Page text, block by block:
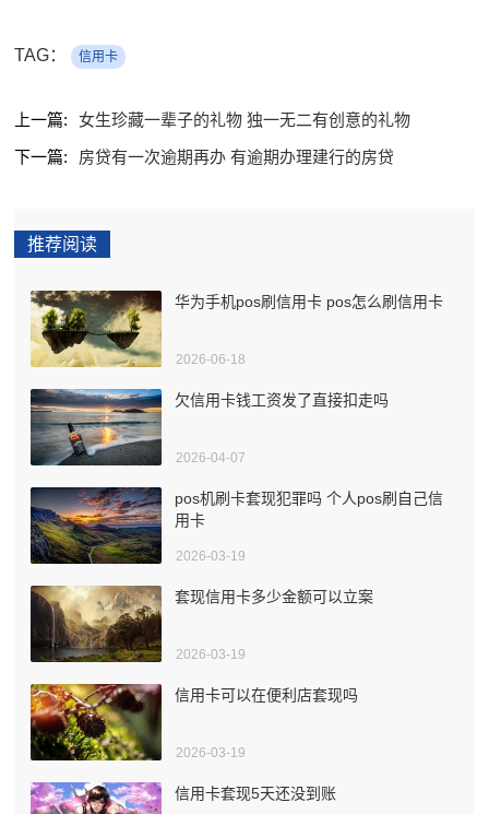
TAG： 信用卡
上一篇:
女生珍藏一辈子的礼物 独一无二有创意的礼物
下一篇:
房贷有一次逾期再办 有逾期办理建行的房贷
推荐阅读
华为手机pos刷信用卡 pos怎么刷信用卡
2026-06-18
欠信用卡钱工资发了直接扣走吗
2026-04-07
pos机刷卡套现犯罪吗 个人pos刷自己信
用卡
2026-03-19
套现信用卡多少金额可以立案
2026-03-19
信用卡可以在便利店套现吗
2026-03-19
信用卡套现5天还没到账